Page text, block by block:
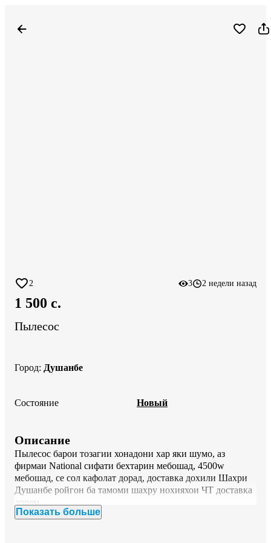
2 3 2 недели назад
1 500 c.
Пылесос
Город: Душанбе
Состояние Новый
Описание
Пылесос барои тозагии хонадони хар яки шумо, аз
фирмаи National сифати бехтарин мебошад, 4500w
мебошад, се сол кафолат дорад, доставка дохили Шахри
Душанбе ройгон ба тамоми шахру нохияхои ЧТ доставка
дорем.
Показать больше